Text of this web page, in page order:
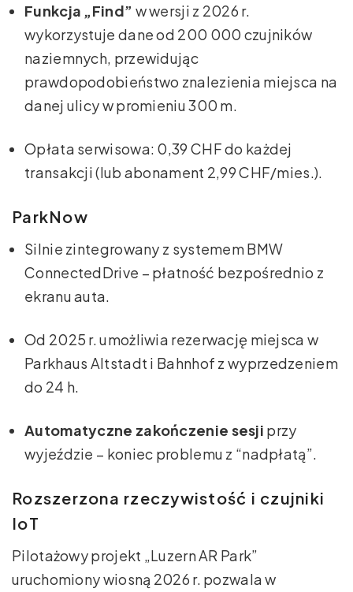
Funkcja „Find” w wersji z 2026 r.
wykorzystuje dane od 200 000 czujników
naziemnych, przewidując
prawdopodobieństwo znalezienia miejsca na
danej ulicy w promieniu 300 m.
Opłata serwisowa: 0,39 CHF do każdej
transakcji (lub abonament 2,99 CHF/mies.).
ParkNow
Silnie zintegrowany z systemem BMW
ConnectedDrive – płatność bezpośrednio z
ekranu auta.
Od 2025 r. umożliwia rezerwację miejsca w
Parkhaus Altstadt i Bahnhof z wyprzedzeniem
do 24 h.
Automatyczne zakończenie sesji przy
wyjeździe – koniec problemu z “nadpłatą”.
Rozszerzona rzeczywistość i czujniki
IoT
Pilotażowy projekt „Luzern AR Park”
uruchomiony wiosną 2026 r. pozwala w